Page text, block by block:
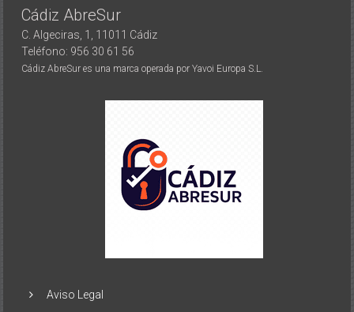
Cádiz AbreSur
C. Algeciras, 1, 11011 Cádiz
Teléfono: 956 30 61 56
Cádiz AbreSur es una marca operada por Yavoi Europa S.L.
Aviso Legal